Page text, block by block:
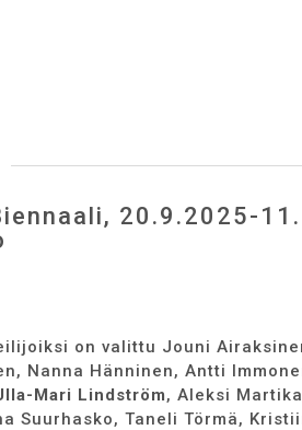
20.9.2025-
on valittu Jouni
Nanna Hänninen, Antti
Mari Lindström, Aleksi
Suurhasko, Taneli Törmä,